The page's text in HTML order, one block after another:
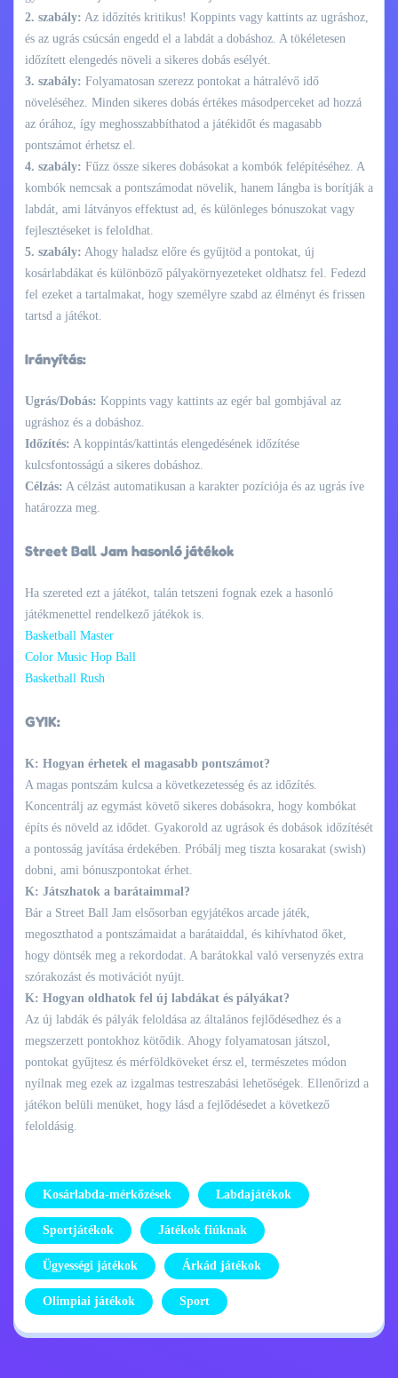
2. szabály: Az időzítés kritikus! Koppints vagy kattints az ugráshoz,
és az ugrás csúcsán engedd el a labdát a dobáshoz. A tökéletesen
időzített elengedés növeli a sikeres dobás esélyét.
3. szabály: Folyamatosan szerezz pontokat a hátralévő idő
növeléséhez. Minden sikeres dobás értékes másodperceket ad hozzá
az órához, így meghosszabbíthatod a játékidőt és magasabb
pontszámot érhetsz el.
4. szabály: Fűzz össze sikeres dobásokat a kombók felépítéséhez. A
kombók nemcsak a pontszámodat növelik, hanem lángba is borítják a
labdát, ami látványos effektust ad, és különleges bónuszokat vagy
fejlesztéseket is feloldhat.
5. szabály: Ahogy haladsz előre és gyűjtöd a pontokat, új
kosárlabdákat és különböző pályakörnyezeteket oldhatsz fel. Fedezd
fel ezeket a tartalmakat, hogy személyre szabd az élményt és frissen
tartsd a játékot.
Irányítás:
Ugrás/Dobás: Koppints vagy kattints az egér bal gombjával az
ugráshoz és a dobáshoz.
Időzítés: A koppintás/kattintás elengedésének időzítése
kulcsfontosságú a sikeres dobáshoz.
Célzás: A célzást automatikusan a karakter pozíciója és az ugrás íve
határozza meg.
Street Ball Jam hasonló játékok
Ha szereted ezt a játékot, talán tetszeni fognak ezek a hasonló
játékmenettel rendelkező játékok is.
Basketball Master
Color Music Hop Ball
Basketball Rush
GYIK:
K: Hogyan érhetek el magasabb pontszámot?
A magas pontszám kulcsa a következetesség és az időzítés.
Koncentrálj az egymást követő sikeres dobásokra, hogy kombókat
építs és növeld az idődet. Gyakorold az ugrások és dobások időzítését
a pontosság javítása érdekében. Próbálj meg tiszta kosarakat (swish)
dobni, ami bónuszpontokat érhet.
K: Játszhatok a barátaimmal?
Bár a Street Ball Jam elsősorban egyjátékos arcade játék,
megoszthatod a pontszámaidat a barátaiddal, és kihívhatod őket,
hogy döntsék meg a rekordodat. A barátokkal való versenyzés extra
szórakozást és motivációt nyújt.
K: Hogyan oldhatok fel új labdákat és pályákat?
Az új labdák és pályák feloldása az általános fejlődésedhez és a
megszerzett pontokhoz kötődik. Ahogy folyamatosan játszol,
pontokat gyűjtesz és mérföldköveket érsz el, természetes módon
nyílnak meg ezek az izgalmas testreszabási lehetőségek. Ellenőrizd a
játékon belüli menüket, hogy lásd a fejlődésedet a következő
feloldásig.
Kosárlabda-mérkőzések Labdajátékok
Sportjátékok Játékok fiúknak
Ügyességi játékok Árkád játékok
Olimpiai játékok Sport